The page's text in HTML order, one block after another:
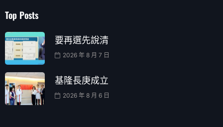
Top Posts
要再選先說清
2026 年 8 月 7 日
基隆長庚成立
2026 年 8 月 6 日